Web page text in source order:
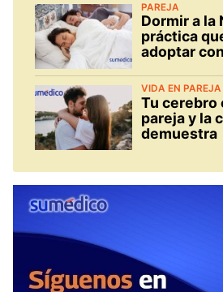
PAREJA
Dormir a la
práctica
adoptar
VIDA EN PAREJA
Tu cerebro
pareja y la
demuestra